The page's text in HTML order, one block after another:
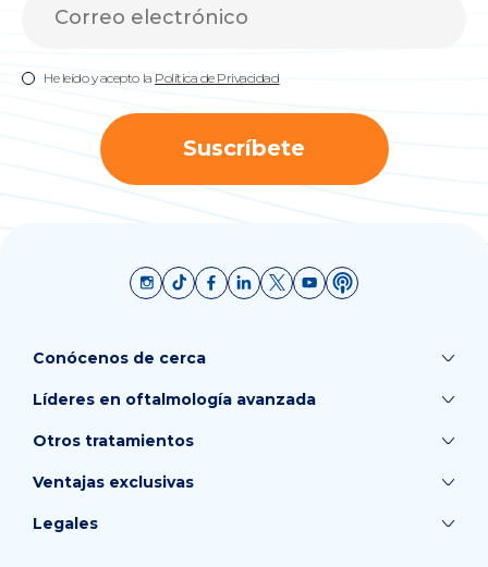
He leído y acepto la Política de Privacidad
Suscríbete
Conócenos de cerca
Líderes en oftalmología avanzada
Otros tratamientos
Ventajas exclusivas
Legales